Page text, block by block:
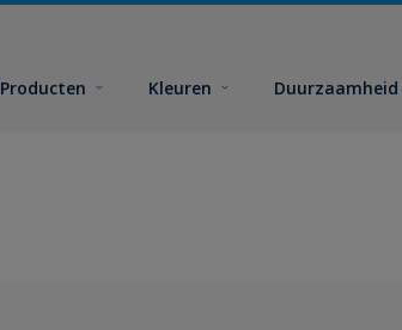
Producten Kleuren Duurzaamheid